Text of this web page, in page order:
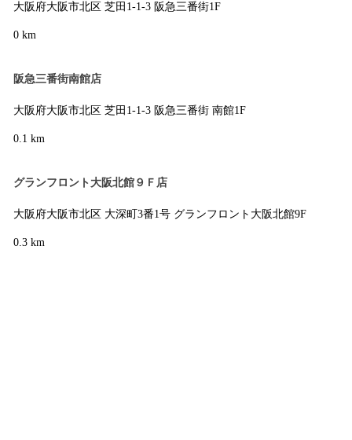
大阪府大阪市北区 芝田1-1-3 阪急三番街1F
0 km
阪急三番街南館店
大阪府大阪市北区 芝田1-1-3 阪急三番街 南館1F
0.1 km
グランフロント大阪北館９Ｆ店
大阪府大阪市北区 大深町3番1号 グランフロント大阪北館9F
0.3 km